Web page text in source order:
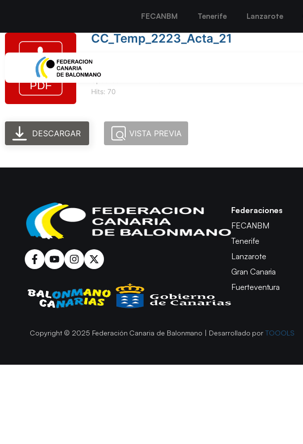
FECANBM Tenerife Lanzarote
CC_Temp_2223_Acta_21
Hits: 70
DESCARGAR VISTA PREVIA
Federaciones
FECANBM
Tenerife
Lanzarote
Gran Canaria
Fuerteventura
Copyright © 2025 Federación Canaria de Balonmano | Desarrollado porTOOOLS